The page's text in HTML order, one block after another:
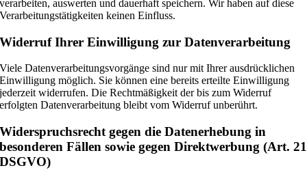
verarbeiten, auswerten und dauerhaft speichern. Wir haben auf diese
Verarbeitungstätigkeiten keinen Einfluss.
Widerruf Ihrer Einwilligung zur Datenverarbeitung
Viele Datenverarbeitungsvorgänge sind nur mit Ihrer ausdrücklichen
Einwilligung möglich. Sie können eine bereits erteilte Einwilligung
jederzeit widerrufen. Die Rechtmäßigkeit der bis zum Widerruf
erfolgten Datenverarbeitung bleibt vom Widerruf unberührt.
Widerspruchsrecht gegen die Datenerhebung in
besonderen Fällen sowie gegen Direktwerbung (Art. 21
DSGVO)